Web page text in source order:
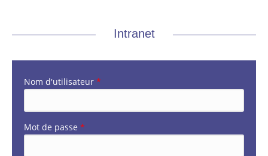
Intranet
Nom d'utilisateur *
Mot de passe *